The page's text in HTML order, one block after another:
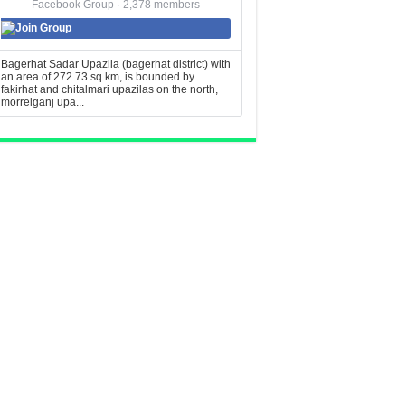
Facebook Group · 2,378 members
Join Group
Bagerhat Sadar Upazila (bagerhat district) with
an area of 272.73 sq km, is bounded by
fakirhat and chitalmari upazilas on the north,
morrelganj upa...